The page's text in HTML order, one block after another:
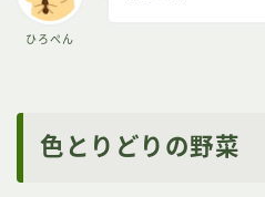
ひろぺん
色とりどりの野菜